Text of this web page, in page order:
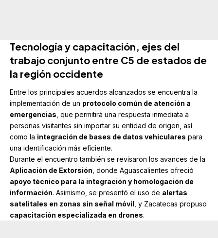
Tecnología y capacitación, ejes del
trabajo conjunto entre C5 de estados de
la región occidente
Entre los principales acuerdos alcanzados se encuentra la
implementación de un protocolo común de atención a
emergencias, que permitirá una respuesta inmediata a
personas visitantes sin importar su entidad de origen, así
como la integración de bases de datos vehiculares para
una identificación más eficiente.
Durante el encuentro también se revisaron los avances de la
Aplicación de Extorsión, donde Aguascalientes ofreció
apoyo técnico para la integración y homologación de
información. Asimismo, se presentó el uso de alertas
satelitales en zonas sin señal móvil, y Zacatecas propuso
capacitación especializada en drones.